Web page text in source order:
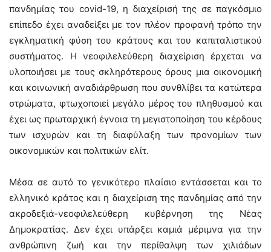
πανδημίας του covid-19, η διαχείρισή της σε παγκόσμιο
επίπεδο έχει αναδείξει με τον πλέον προφανή τρόπο την
εγκληματική φύση του κράτους και του καπιταλιστικού
συστήματος. Η νεοφιλελεύθερη διαχείριση έρχεται να
υλοποιήσει με τους σκληρότερους όρους μια οικονομική
και κοινωνική αναδιάρθρωση που συνθλίβει τα κατώτερα
στρώματα, φτωχοποιεί μεγάλο μέρος του πληθυσμού και
έχει ως πρωταρχική έγνοια τη μεγιστοποίηση του κέρδους
των ισχυρών και τη διαφύλαξη των προνομίων των
οικονομικών και πολιτικών ελίτ.
Μέσα σε αυτό το γενικότερο πλαίσιο εντάσσεται και το
ελληνικό κράτος και η διαχείριση της πανδημίας από την
ακροδεξιά-νεοφιλελεύθερη κυβέρνηση της Νέας
Δημοκρατίας. Δεν έχει υπάρξει καμιά μέριμνα για την
ανθρώπινη ζωή και την περίθαλψη των χιλιάδων